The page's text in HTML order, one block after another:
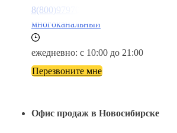
8(800)9797043
многоканальный
ежедневно: с 10:00 до 21:00
Перезвоните мне
Офис продаж в Новосибирске